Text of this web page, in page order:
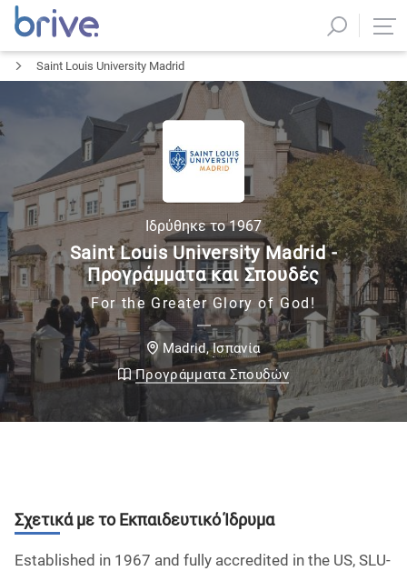
Saint Louis University Madrid
Ιδρύθηκε το 1967
Saint Louis University Madrid -
Προγράμματα και Σπουδές
For the Greater Glory of God!
Madrid,Ισπανία
Προγράμματα Σπουδών
Σχετικά με το Εκπαιδευτικό Ίδρυμα
Established in 1967 and fully accredited in the US, SLU-